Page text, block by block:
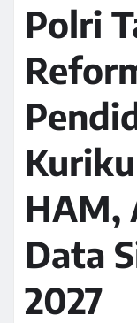
Polri
HAM,
Data
2027